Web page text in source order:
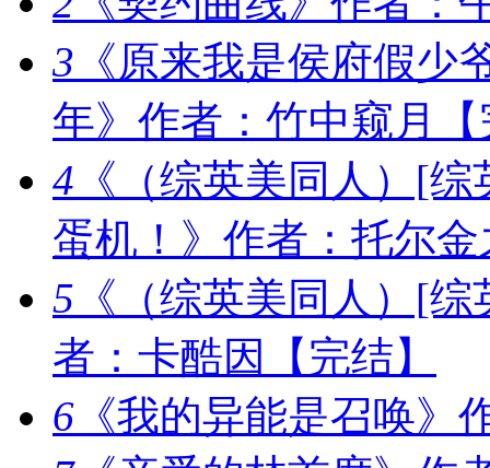
3 《原来我是侯府假少
年》作者：竹中窥月
4 《（综英美同人）[
蛋机！》作者：托尔
5 《（综英美同人）[
者：卡酷因【完结】
6 《我的异能是召唤